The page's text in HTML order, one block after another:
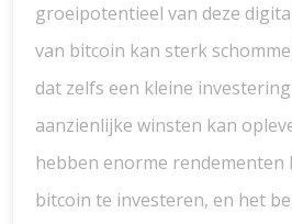
groeipotentieel van deze
van bitcoin kan sterk
dat zelfs een kleine
aanzienlijke winsten kan
hebben enorme rendementen
bitcoin te investeren, en het